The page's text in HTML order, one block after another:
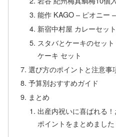
能作 KAGO – ピオニー
新宿中村屋 カレーセット
スタバとケーキのセッ
ケーキ セット
選び方のポイントと注意事
予算別おすすめガイド
まとめ
出産内祝いに喜ばれる
ポイントをまとめました